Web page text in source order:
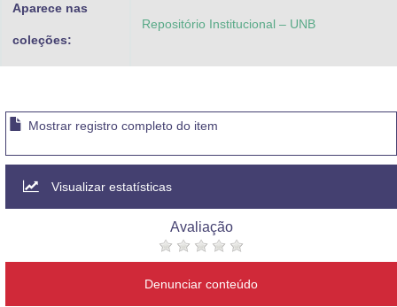
Aparece nas
coleções:
Repositório Institucional – UNB
Mostrar registro completo do item
Visualizar estatísticas
Avaliação
Denunciar conteúdo